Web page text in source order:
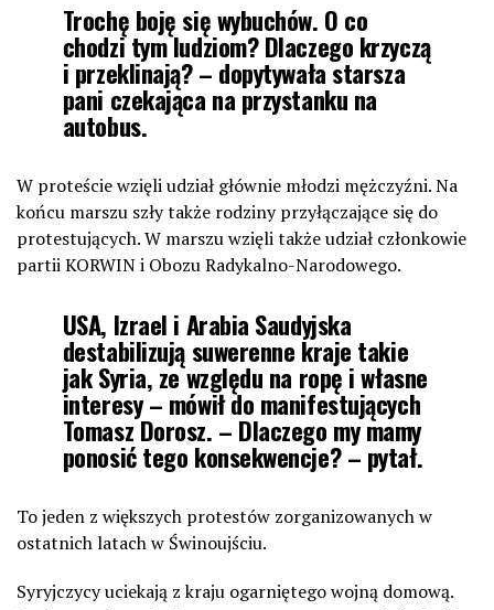
Trochę boję się wybuchów. O co
chodzi tym ludziom? Dlaczego krzyczą
i przeklinają? – dopytywała starsza
pani czekająca na przystanku na
autobus.
W proteście wzięli udział głównie młodzi mężczyźni. Na
końcu marszu szły także rodziny przyłączające się do
protestujących. W marszu wzięli także udział członkowie
partii KORWIN i Obozu Radykalno-Narodowego.
USA, Izrael i Arabia Saudyjska
destabilizują suwerenne kraje takie
jak Syria, ze względu na ropę i własne
interesy – mówił do manifestujących
Tomasz Dorosz. – Dlaczego my mamy
ponosić tego konsekwencje? – pytał.
To jeden z większych protestów zorganizowanych w
ostatnich latach w Świnoujściu.
Syryjczycy uciekają z kraju ogarniętego wojną domową.